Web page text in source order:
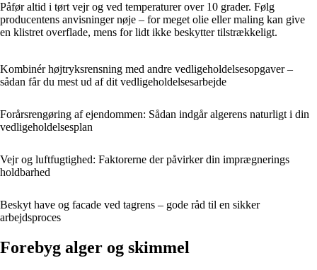
Påfør altid i tørt vejr og ved temperaturer over 10 grader. Følg
producentens anvisninger nøje – for meget olie eller maling kan give
en klistret overflade, mens for lidt ikke beskytter tilstrækkeligt.
Kombinér højtryksrensning med andre vedligeholdelsesopgaver –
sådan får du mest ud af dit vedligeholdelsesarbejde
Forårsrengøring af ejendommen: Sådan indgår algerens naturligt i din
vedligeholdelsesplan
Vejr og luftfugtighed: Faktorerne der påvirker din imprægnerings
holdbarhed
Beskyt have og facade ved tagrens – gode råd til en sikker
arbejdsproces
Forebyg alger og skimmel